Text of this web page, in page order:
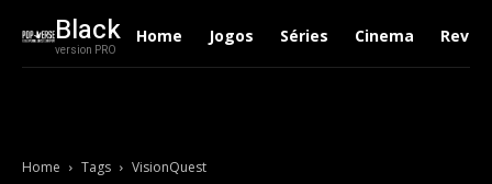
Black
version PRO
Home Jogos Séries Cinema
Home Tags VisionQuest